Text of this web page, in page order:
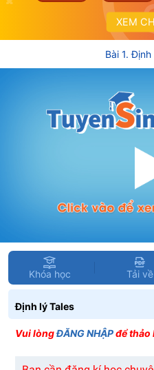
XEM
Bài 1. Định
Khóa học Tải về
Định lý Tales
Vui lòngĐĂNG NHẬPđể thảo